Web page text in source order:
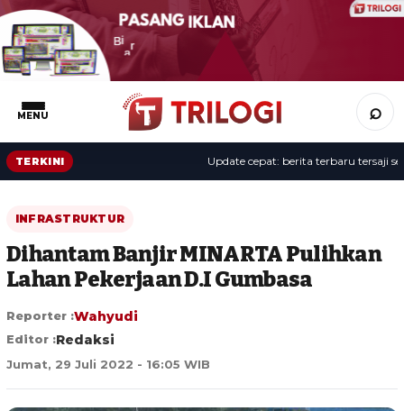
MENU ⌕
TERKINI Update cepat: berita terbaru tersaji
INFRASTRUKTUR
Dihantam Banjir MINARTA Pulihkan
Lahan Pekerjaan D.I Gumbasa
Reporter :Wahyudi
Editor :Redaksi
Jumat, 29 Juli 2022 - 16:05 WIB